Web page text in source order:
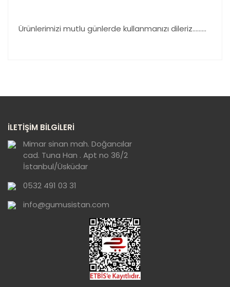
Ürünlerimizi mutlu günlerde kullanmanızı dileriz………
görüntülenemiyor.
Ürün açıklamasında eksik bilgiler bulunuyor.
Ürün bilgilerinde hatalar bulunuyor.
Ürün fiyatı diğer sitelerden daha pahalı.
Bu ürüne benzer farklı alternatifler olmalı.
Gönder
İLETİŞİM BİLGİLERİ
Mimar sinan mah. Doğancılar
cad. Tuna Han . Apt no 36/2
İstanbul/Üsküdar
0532 491 03 31
info@gumusistan.com